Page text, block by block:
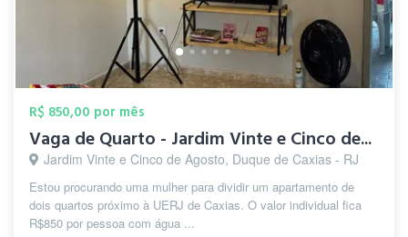
R$ 850,00 por mês
Vaga de Quarto - Jardim Vinte e Cinco de...
Jardim Vinte e Cinco de Agosto, Duque de Caxias - RJ
Estou procurando uma mulher para dividir um apartamento de
dois quartos próximo à UERJ de Caxias. O valor individual fica
R$850 por pessoa com água ...